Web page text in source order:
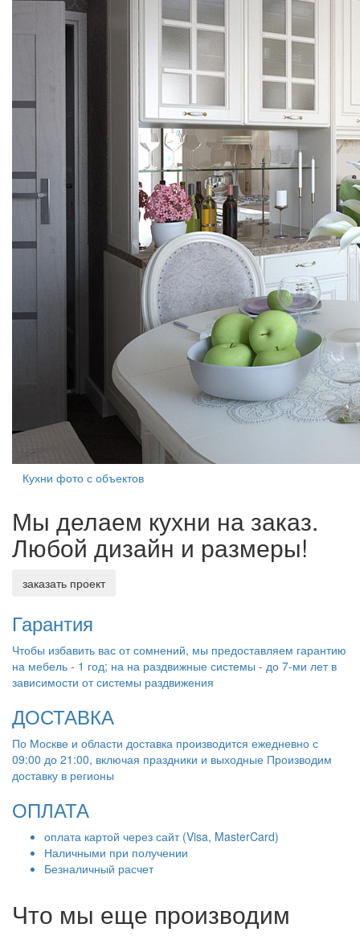
Кухни фото с объектов
Мы делаем кухни на заказ.
Любой дизайн и размеры!
заказать проект
Гарантия
Чтобы избавить вас от сомнений, мы предоставляем гарантию
на мебель - 1 год; на на раздвижные системы - до 7-ми лет в
зависимости от системы раздвижения
ДОСТАВКА
По Москве и области доставка производится ежедневно с
09:00 до 21:00, включая праздники и выходные Производим
доставку в регионы
ОПЛАТА
оплата картой через сайт (Visa, MasterCard)
Наличными при получении
Безналичный расчет
Что мы еще производим